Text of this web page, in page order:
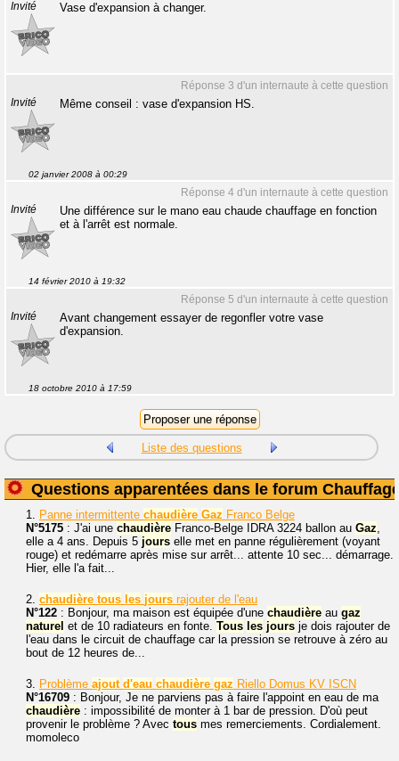
Invité Vase d'expansion à changer.
Réponse 3 d'un internaute à cette question
Invité Même conseil : vase d'expansion HS.
02 janvier 2008 à 00:29
Réponse 4 d'un internaute à cette question
Invité
Une différence sur le mano eau chaude chauffage en fonction
et à l'arrêt est normale.
14 février 2010 à 19:32
Réponse 5 d'un internaute à cette question
Invité
Avant changement essayer de regonfler votre vase
d'expansion.
18 octobre 2010 à 17:59
Liste des questions
Questions apparentées dans le forum
1. Panne intermittente chaudière Gaz Franco Belge
N°5175 : J'ai une chaudière Franco-Belge IDRA 3224 ballon au Gaz,
elle a 4 ans. Depuis 5 jours elle met en panne régulièrement (voyant
rouge) et redémarre après mise sur arrêt... attente 10 sec... démarrage.
Hier, elle l'a fait...
2. chaudière tous les jours rajouter de l'eau
N°122 : Bonjour, ma maison est équipée d'une chaudière au gaz
naturel et de 10 radiateurs en fonte. Tous les jours je dois rajouter de
l'eau dans le circuit de chauffage car la pression se retrouve à zéro au
bout de 12 heures de...
3. Problème ajout d'eau chaudière gaz Riello Domus KV ISCN
N°16709 : Bonjour, Je ne parviens pas à faire l'appoint en eau de ma
chaudière : impossibilité de monter à 1 bar de pression. D'où peut
provenir le problème ? Avec tous mes remerciements. Cordialement.
momoleco